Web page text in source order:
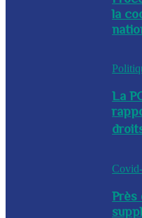
la
La
Près